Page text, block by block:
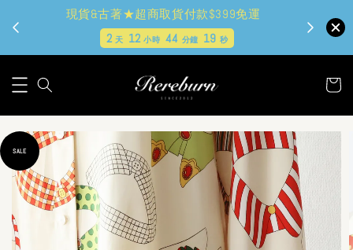
現貨&古著★超商取貨付款$399免運
2天 12小時 44 分鐘 18 秒
SALE